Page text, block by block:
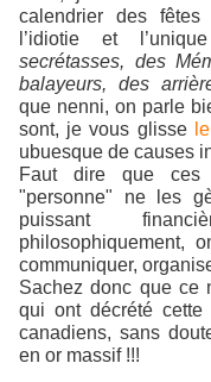
calendrier des
l’idiotie et
secrétasses, des
balayeurs, des
que nenni, on parle
sont, je vous glisse
ubuesque de causes
Faut dire que ces
"personne" ne les
puissant
philosophiquement,
communiquer,
Sachez donc que ce
qui ont décrété
canadiens, sans
en or massif !!!